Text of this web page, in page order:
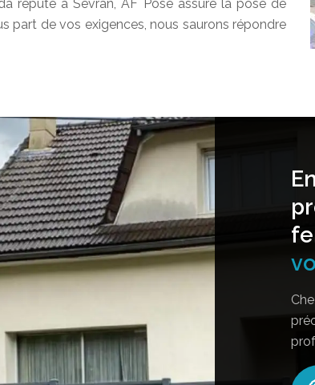
réputé à Sevran, AF Pose assure la pose de
part de vos exigences, nous saurons répondre